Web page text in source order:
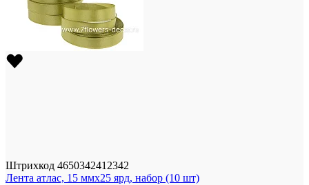
Штрихкод 4650342412342
Лента атлас, 15 ммx25 ярд, набор (10 шт)